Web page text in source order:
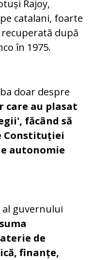
Rajoy,
catalani, foarte
după
în 1975.
doar despre
care au plasat
făcând să
Constituției
autonomie
guvernului
de
finanțe,